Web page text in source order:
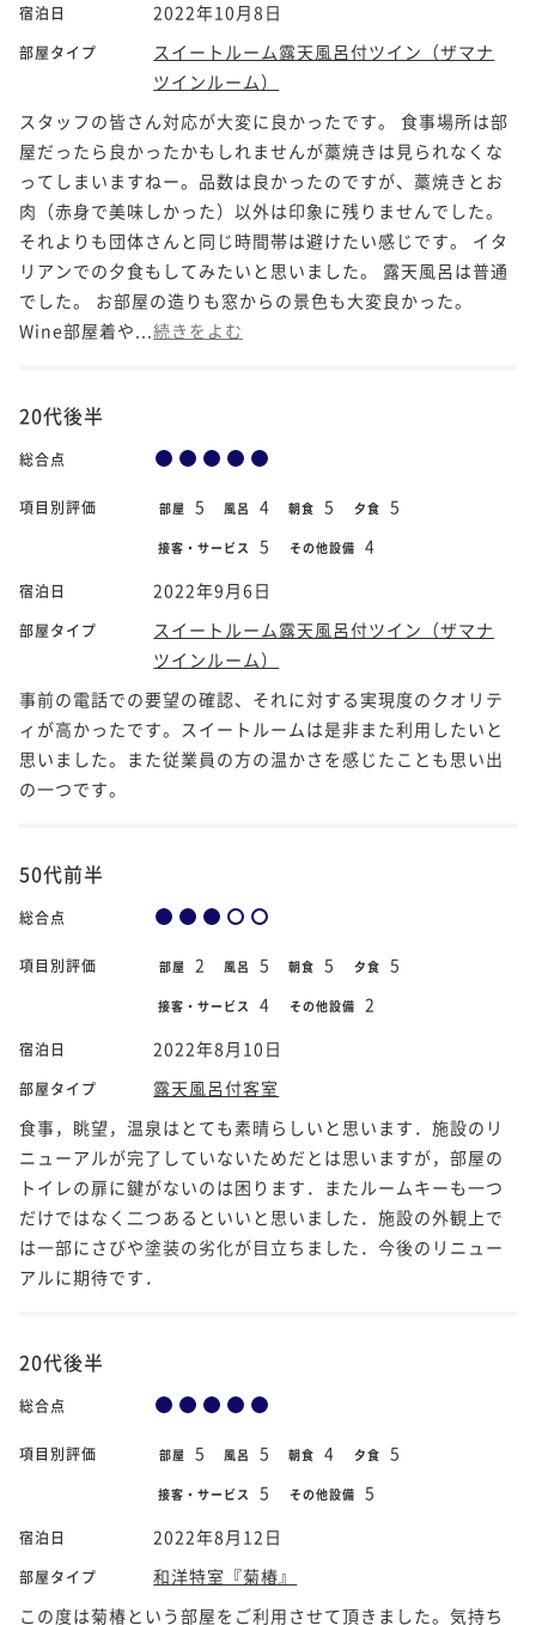
宿泊日 2022年10月8日
部屋タイプ
スイートルーム露天風呂付ツイン（ザマナ
ツインルーム）
スタッフの皆さん対応が大変に良かったです。 食事場所は部
屋だったら良かったかもしれませんが藁焼きは見られなくな
ってしまいますねー。品数は良かったのですが、藁焼きとお
肉（赤身で美味しかった）以外は印象に残りませんでした。
それよりも団体さんと同じ時間帯は避けたい感じです。 イタ
リアンでの夕食もしてみたいと思いました。 露天風呂は普通
でした。 お部屋の造りも窓からの景色も大変良かった。
Wine部屋着や... 続きをよむ
20代後半
総合点
項目別評価 部屋 5 風呂 4 朝食 5 夕食 5
接客・サービス 5 その他設備 4
宿泊日 2022年9月6日
部屋タイプ
スイートルーム露天風呂付ツイン（ザマナ
ツインルーム）
事前の電話での要望の確認、それに対する実現度のクオリテ
ィが高かったです。スイートルームは是非また利用したいと
思いました。また従業員の方の温かさを感じたことも思い出
の一つです。
50代前半
総合点
項目別評価 部屋 2 風呂 5 朝食 5 夕食 5
接客・サービス 4 その他設備 2
宿泊日 2022年8月10日
部屋タイプ
露天風呂付客室
食事，眺望，温泉はとても素晴らしいと思います．施設のリ
ニューアルが完了していないためだとは思いますが，部屋の
トイレの扉に鍵がないのは困ります．またルームキーも一つ
だけではなく二つあるといいと思いました．施設の外観上で
は一部にさびや塗装の劣化が目立ちました．今後のリニュー
アルに期待です．
20代後半
総合点
項目別評価 部屋 5 風呂 5 朝食 4 夕食 5
接客・サービス 5 その他設備 5
宿泊日 2022年8月12日
部屋タイプ
和洋特室『菊椿』
この度は菊椿という部屋をご利用させて頂きました。気持ち